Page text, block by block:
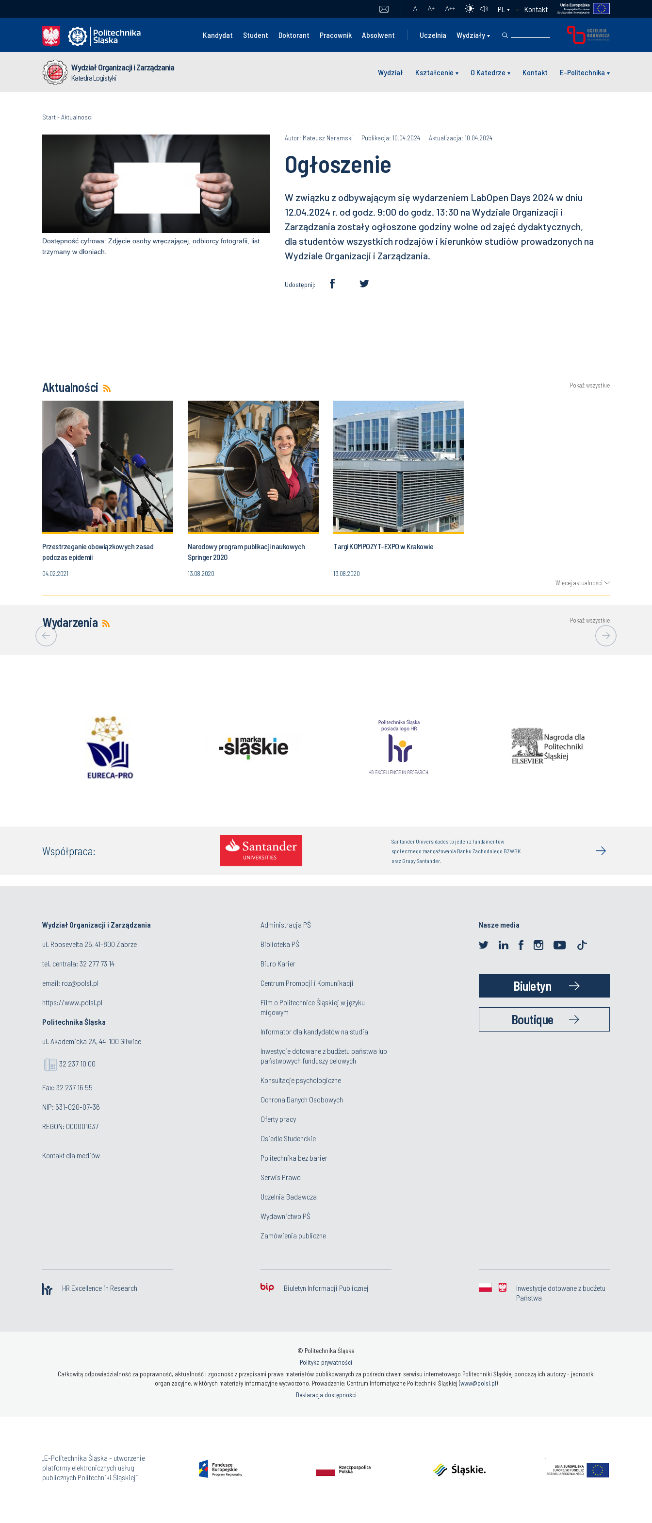
A A+ A++ PL Kontakt
Kandydat Student Doktorant Pracownik Absolwent Uczelnia Wydziały
Wydział Organizacji i Zarządzania
Katedra Logistyki
Wydział Kształcenie O Katedrze Kontakt E-Politechnika
Start-Aktualnosci
Dostępność cyfrowa: Zdjęcie osoby wręczającej, odbiorcy fotografii, list
trzymany w dłoniach.
Autor: Mateusz Naramski Publikacja: 10.04.2024 Aktualizacja: 10.04.2024
Ogłoszenie
W związku z odbywającym się wydarzeniem LabOpen Days 2024 w dniu
12.04.2024 r. od godz. 9:00 do godz. 13:30 na Wydziale Organizacji i
Zarządzania zostały ogłoszone godziny wolne od zajęć dydaktycznych,
dla studentów wszystkich rodzajów i kierunków studiów prowadzonych na
Wydziale Organizacji i Zarządzania.
Udostępnij:
Aktualności Pokaż wszystkie
Przestrzeganie obowiązkowych zasad
podczas epidemii
04.02.2021
Narodowy program publikacji naukowych
Springer 2020
13.08.2020
Targi KOMPOZYT-EXPO w Krakowie
13.08.2020
Więcej aktualności
Wydarzenia Pokaż wszystkie
Współpraca:
Santander Universidades to jeden z fundamentów
społecznego zaangażowania Banku Zachodniego BZWBK
oraz Grupy Santander.
Wydział Organizacji i Zarządzania
ul. Roosevelta 26, 41-800 Zabrze
tel. centrala: 32 277 73 14
email: roz@polsl.pl
https://www.polsl.pl
Politechnika Śląska
ul. Akademicka 2A, 44-100 Gliwice
32 237 10 00
Fax: 32 237 16 55
NIP: 631-020-07-36
REGON: 000001637
Kontakt dla mediów
Administracja PŚ
Biblioteka PŚ
Biuro Karier
Centrum Promocji i Komunikacji
Film o Politechnice Śląskiej w języku
migowym
Informator dla kandydatów na studia
Inwestycje dotowane z budżetu państwa lub
państwowych funduszy celowych
Konsultacje psychologiczne
Ochrona Danych Osobowych
Oferty pracy
Osiedle Studenckie
Politechnika bez barier
Serwis Prawo
Uczelnia Badawcza
Wydawnictwo PŚ
Zamówienia publiczne
Nasze media
Biuletyn
Boutique
HR Excellence in Research Biuletyn Informacji Publicznej
Inwestycje dotowane z budżetu
Państwa
© Politechnika Śląska
Polityka prywatności
Całkowitą odpowiedzialność za poprawność, aktualność i zgodność z przepisami prawa materiałów publikowanych za pośrednictwem serwisu internetowego Politechniki Śląskiej ponoszą ich autorzy - jednostki
organizacyjne, w których materiały informacyjne wytworzono. Prowadzenie: Centrum Informatyczne Politechniki Śląskiej (www@polsl.pl)
Deklaracja dostępności
„E-Politechnika Śląska - utworzenie
platformy elektronicznych usług
publicznych Politechniki Śląskiej”